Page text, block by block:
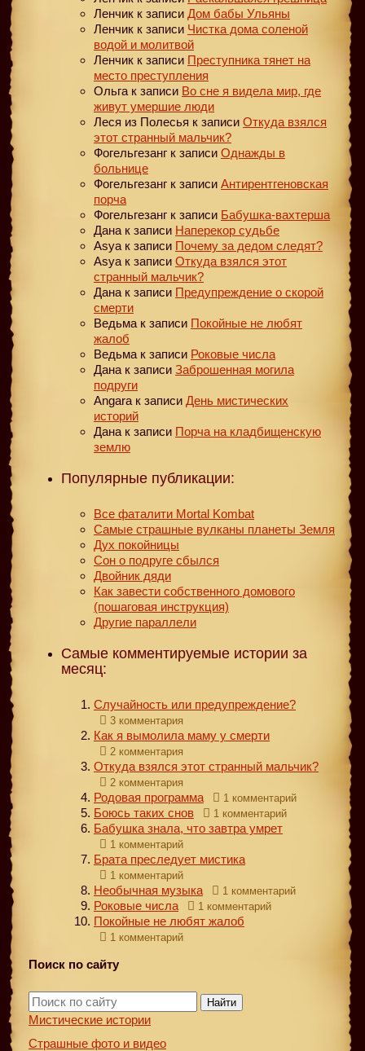
Ленчик к записи Дом бабы Ульяны
Ленчик к записи Чистка дома соленой
водой и молитвой
Ленчик к записи Преступника тянет на
место преступления
Ольга к записи Во сне я видела мир, где
живут умершие люди
Леся из Полесья к записи Откуда взялся
этот странный мальчик?
Фогельгезанг к записи Однажды в
больнице
Фогельгезанг к записи Антирентгеновская
порча
Фогельгезанг к записи Бабушка-вахтерша
Дана к записи Наперекор судьбе
Asya к записи Почему за дедом следят?
Asya к записи Откуда взялся этот
странный мальчик?
Дана к записи Предупреждение о скорой
смерти
Ведьма к записи Покойные не любят
жалоб
Ведьма к записи Роковые числа
Дана к записи Заброшенная могила
подруги
Angara к записи День мистических
историй
Дана к записи Порча на кладбищенскую
землю
Популярные публикации:
Все фаталити Mortal Kombat
Самые страшные вулканы планеты Земля
Дух покойницы
Сон о подруге сбылся
Двойник дяди
Как завести собственного домового
(пошаговая инструкция)
Другие параллели
Самые комментируемые истории за
месяц:
Случайность или предупреждение?
3 комментария
Как я вымолила маму у смерти
2 комментария
Откуда взялся этот странный мальчик?
2 комментария
Родовая программа 1 комментарий
Боюсь таких снов 1 комментарий
Бабушка знала, что завтра умрет
1 комментарий
Брата преследует мистика
1 комментарий
Необычная музыка 1 комментарий
Роковые числа 1 комментарий
Покойные не любят жалоб
1 комментарий
Поиск по сайту
Найти
Мистические истории
Страшные фото и видео